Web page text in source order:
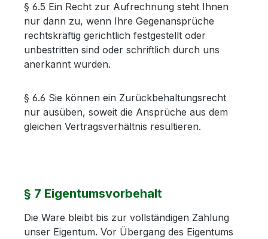
§ 6.5 Ein Recht zur Aufrechnung steht Ihnen
nur dann zu, wenn Ihre Gegenansprüche
rechtskräftig gerichtlich festgestellt oder
unbestritten sind oder schriftlich durch uns
anerkannt wurden.
§ 6.6 Sie können ein Zurückbehaltungsrecht
nur ausüben, soweit die Ansprüche aus dem
gleichen Vertragsverhältnis resultieren.
§ 7 Eigentumsvorbehalt
Die Ware bleibt bis zur vollständigen Zahlung
unser Eigentum. Vor Übergang des Eigentums